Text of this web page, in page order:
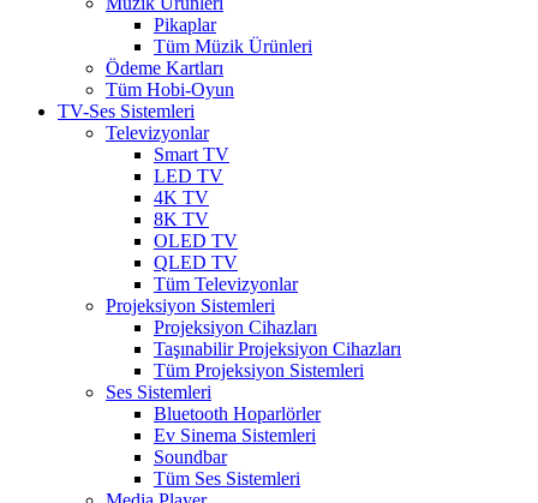
Pikaplar
Tüm Müzik Ürünleri
Ödeme Kartları
Tüm Hobi-Oyun
TV-Ses Sistemleri
Televizyonlar
Smart TV
LED TV
4K TV
8K TV
OLED TV
QLED TV
Tüm Televizyonlar
Projeksiyon Sistemleri
Projeksiyon Cihazları
Taşınabilir Projeksiyon Cihazları
Tüm Projeksiyon Sistemleri
Ses Sistemleri
Bluetooth Hoparlörler
Ev Sinema Sistemleri
Soundbar
Tüm Ses Sistemleri